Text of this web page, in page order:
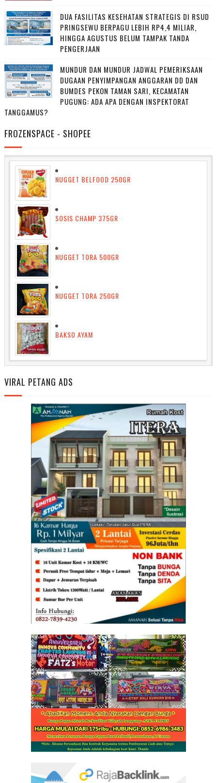
DUA FASILITAS KESEHATAN STRATEGIS DI RSUD
PRINGSEWU BERPAGU LEBIH RP4,4 MILIAR,
HINGGA AGUSTUS BELUM TAMPAK TANDA
PENGERJAAN
MUNDUR DAN MUNDUR JADWAL PEMERIKSAAN
DUGAAN PENYIMPANGAN ANGGARAN DD DAN
BUMDES PEKON TAMAN SARI, KECAMATAN
PUGUNG: ADA APA DENGAN INSPEKTORAT
TANGGAMUS?
FROZENSPACE - SHOPEE
NUGGET BELFOOD 250GR
SOSIS CHAMP 375GR
NUGGET TORA 500GR
NUGGET TORA 250GR
BAKSO AYAM
VIRAL PETANG ADS